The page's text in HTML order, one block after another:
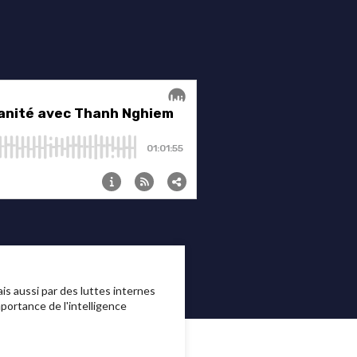
aussi par des luttes internes
de l'intelligence